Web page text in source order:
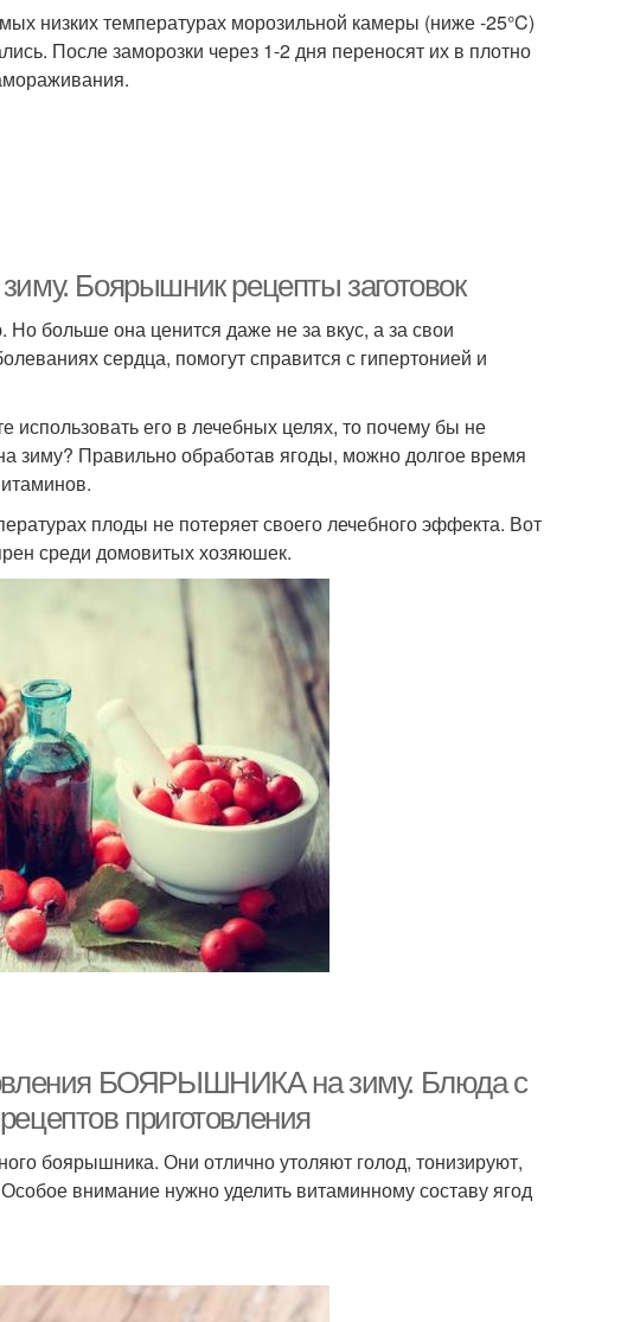
низких температурах морозильной камеры (ниже -25°C)
После заморозки через 1-2 дня переносят их в плотно
Боярышник рецепты заготовок
больше она ценится даже не за вкус, а за свои
сердца, помогут справится с гипертонией и
его в лечебных целях, то почему бы не
зиму? Правильно обработав ягоды, можно долгое время
плоды не потеряет своего лечебного эффекта. Вот
среди домовитых хозяюшек.
БОЯРЫШНИКА на зиму. Блюда с
приготовления
боярышника. Они отлично утоляют голод, тонизируют,
внимание нужно уделить витаминному составу ягод